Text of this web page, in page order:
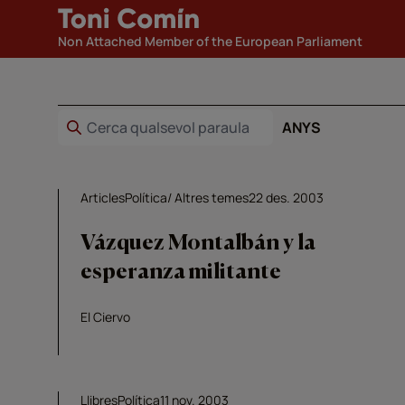
Non Attached Member of the European Parliament
ANYS
ArticlesPolítica Altres temes22 des. 2003
Vázquez Montalbán y la
esperanza militante
El Ciervo
LlibresPolítica11 nov. 2003